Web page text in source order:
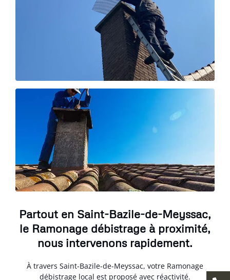
Partout en Saint-Bazile-de-Meyssac,
le Ramonage débistrage à proximité,
nous intervenons rapidement.
À travers Saint-Bazile-de-Meyssac, votre Ramonage
débistrage local est proposé avec réactivité.